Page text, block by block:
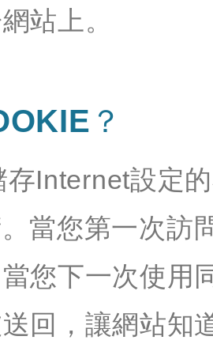
站上。
？
Internet設定
當您第一次訪
您下一次使用
回，讓網站知